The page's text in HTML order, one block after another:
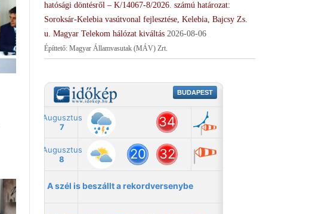
hatósági döntésről – K/14067-8/2026. számú határozat:
Soroksár-Kelebia vasútvonal fejlesztése, Kelebia, Bajcsy Zs.
u. Magyar Telekom hálózat kiváltás 2026-08-06
Építtető: Magyar Államvasutak (MÁV) Zrt.